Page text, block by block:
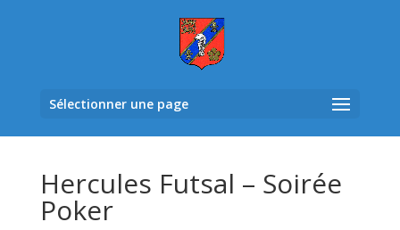
Sélectionner une page
Hercules Futsal – Soirée
Poker